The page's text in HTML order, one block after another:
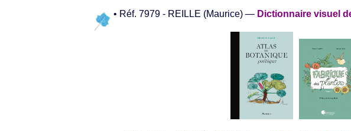
• Réf. 7979 - REILLE (Maurice) — Dictionnaire visuel